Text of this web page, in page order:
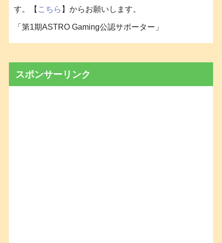
す。【 こちら 】からお願いします。
「第1期ASTRO Gaming公認サポーター」
スポンサーリンク